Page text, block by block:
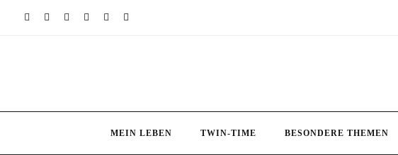
MEIN LEBEN TWIN-TIME BESONDERE THEMEN